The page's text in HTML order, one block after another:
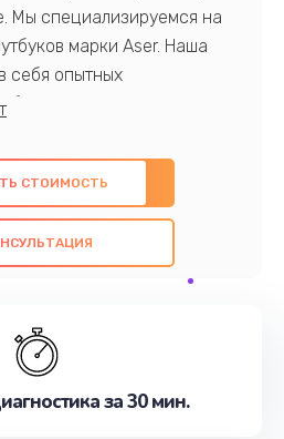
Мы специализируемся на
марки Aser. Наша
себя опытных
знаниями и
и качественный ремонт с
компонентов, а
качество всех
Наша цель - предоставить
Не медлите записаться на
СТОИМОСТЬ
за 30 мин.